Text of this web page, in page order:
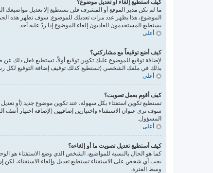
كيف أستطيع إلغاء أو تعديل موضوع؟
ما لم تكن مدير الموقع أو المشرف فلن تستطيع إلا تعديل مواضيعك
الموضوع، هذا يظهر عدد مرات تعديلك للموضوع. سوف تظهر هذه
يستطيع المستخدمون العاديون إلغاء الموضوع إذا ردّ عليه أحد.
أعلى
كيف أضع توقيعاً مع مشاركتي؟
لإضافة توقيع للموضوع عليك تكوين توقيع أولاً، تستطيع فعل
بذلك في ملفك الشخصي (تستطيع كذلك توقيف إضافة التوقيع لكل
أعلى
كيف أقوم بعمل تصويت؟
تستطيع تكوين استفتاء بكل سهولة، عند تكوين موضوع جديد (أو
سوف ترى عنوان الاستفتاء واختيارين إضافيين (لإضافة اختيار
المسؤول.
أعلى
كيف أستطيع تعديل تصويت ما أو إلغاءه؟
كما هو الحال بالنسبة للمواضيع، الشخص الذي وضع الاستفتاء هو
يجب أي شخص على الاستفتاء تستطيع تعديل وإلغاء الاستفتاء، لكن
وسط الفترة.